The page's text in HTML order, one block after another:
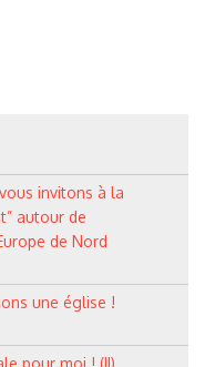
invitons à la
autour de
de Nord
une église !
pour moi ! (II)